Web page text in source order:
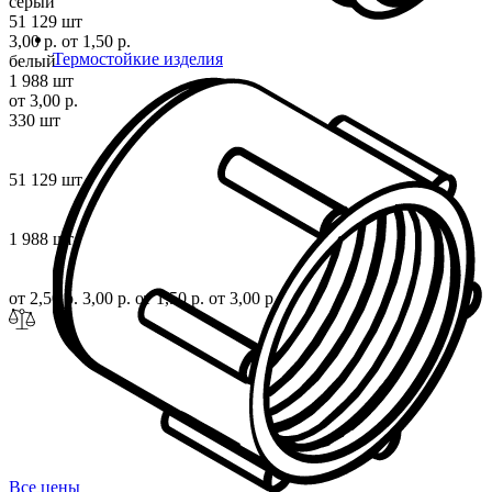
Термостойкие изделия
51 129 шт
3,00 р. от 1,50 р.
белый
1 988 шт
от 3,00 р.
330 шт
51 129 шт
1 988 шт
от 2,50 р. 3,00 р. от 1,50 р. от 3,00 р.
Все цены